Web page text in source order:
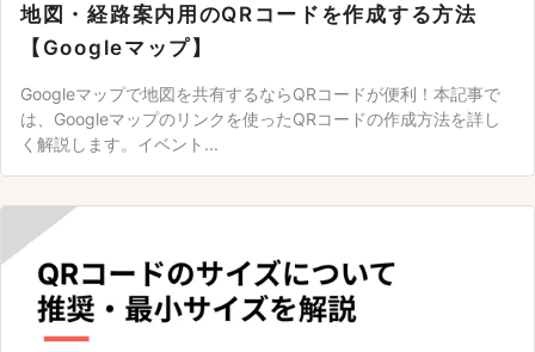
地図・経路案内用のQRコードを作成する方法
【Googleマップ】
Googleマップで地図を共有するならQRコードが便利！本記事で
は、Googleマップのリンクを使ったQRコードの作成方法を詳し
く解説します。イベント...